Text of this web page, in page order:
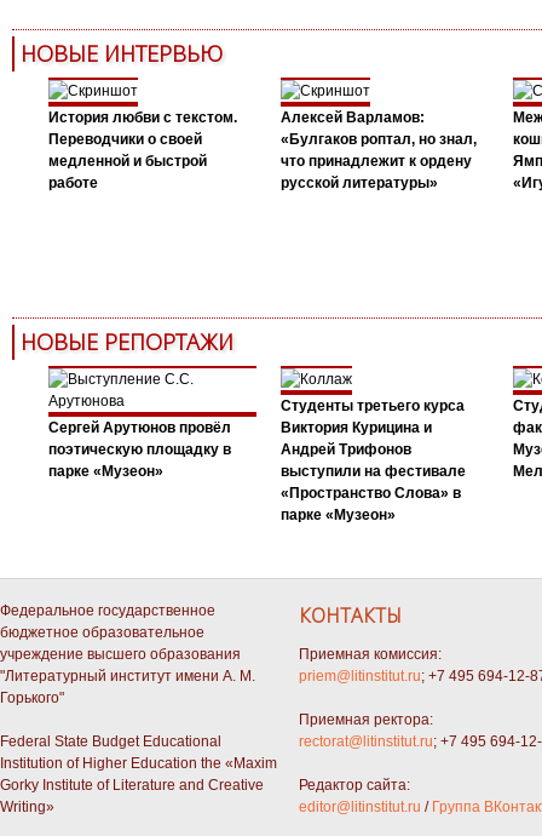
НОВЫЕ ИНТЕРВЬЮ
История любви с текстом.
Переводчики о своей
медленной и быстрой
работе
Алексей Варламов:
«Булгаков роптал, но знал,
что принадлежит к ордену
русской литературы»
НОВЫЕ РЕПОРТАЖИ
Сергей Арутюнов провёл
поэтическую площадку в
парке «Музеон»
Студенты третьего курса
Виктория Курицина и
Андрей Трифонов
выступили на фестивале
«Пространство Слова» в
парке «Музеон»
Федеральное государственное
бюджетное образовательное
учреждение высшего образования
"Литературный институт имени А. М.
Горького"
Federal State Budget Educational
Institution of Higher Education the «Maxim
Gorky Institute of Literature and Creative
Writing»
КОНТАКТЫ
Приемная комиссия:
priem@litinstitut.ru; +7 495 694-12-
Приемная ректора:
rectorat@litinstitut.ru; +7 495 694-
Редактор сайта:
editor@litinstitut.ru / Группа